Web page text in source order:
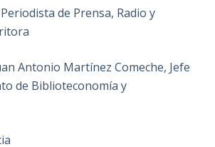
de Prensa, Radio y
Antonio Martínez Comeche, Jefe
de Biblioteconomía y